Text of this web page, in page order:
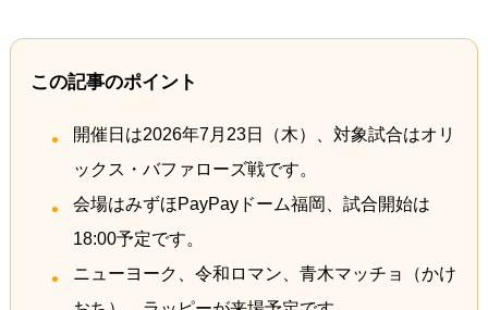
この記事のポイント
開催日は2026年7月23日（木）、対象試合はオリ
ックス・バファローズ戦です。
会場はみずほPayPayドーム福岡、試合開始は
18:00予定です。
ニューヨーク、令和ロマン、青木マッチョ（かけ